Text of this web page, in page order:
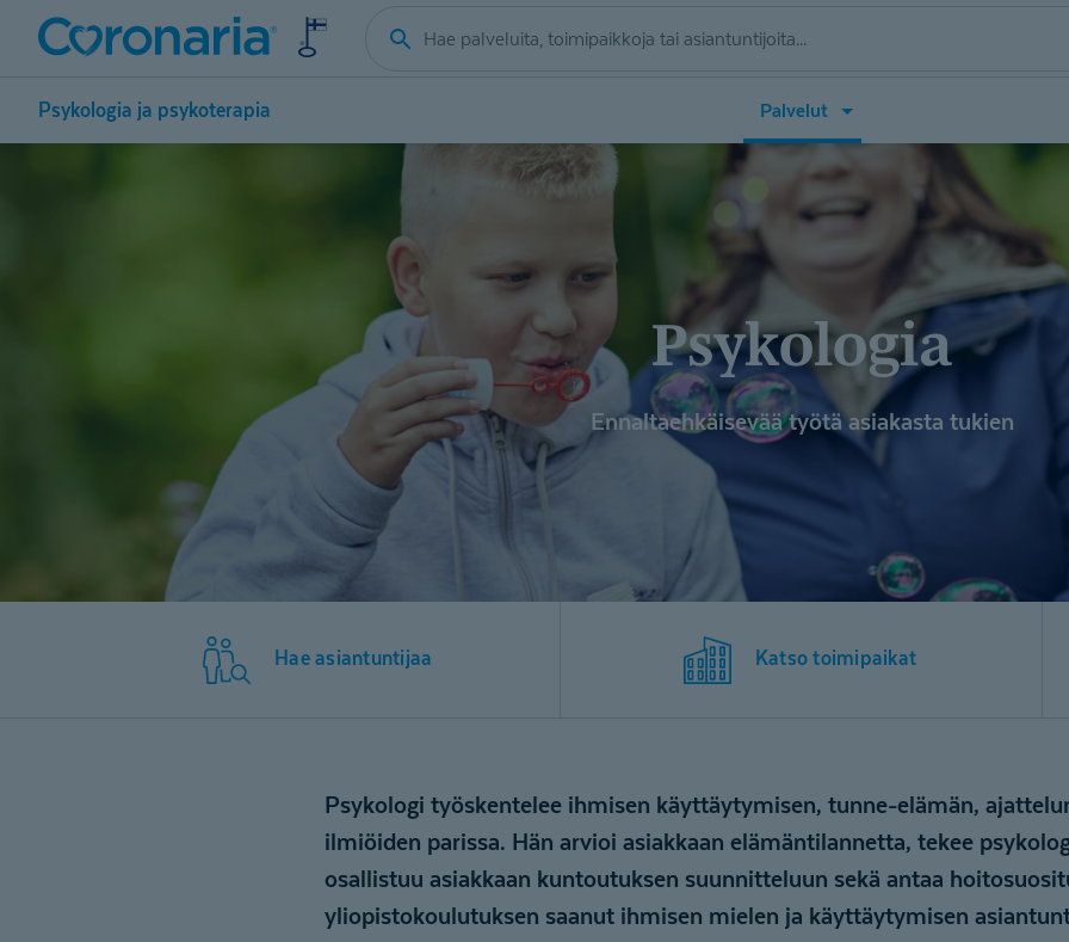
Psykologia ja psykoterapia Palvelut
Avaa
valikko
Psykologia
Ennaltaehkäisevää työtä asiakasta tukien
Hae asiantuntijaa Katso toimipaikat
Psykologi työskentelee ihmisen käyttäytymisen, tunne-elämän,
ilmiöiden parissa. Hän arvioi asiakkaan elämäntilannetta, tekee
osallistuu asiakkaan kuntoutuksen suunnitteluun sekä antaa
yliopistokoulutuksen saanut ihmisen mielen ja käyttäytymisen